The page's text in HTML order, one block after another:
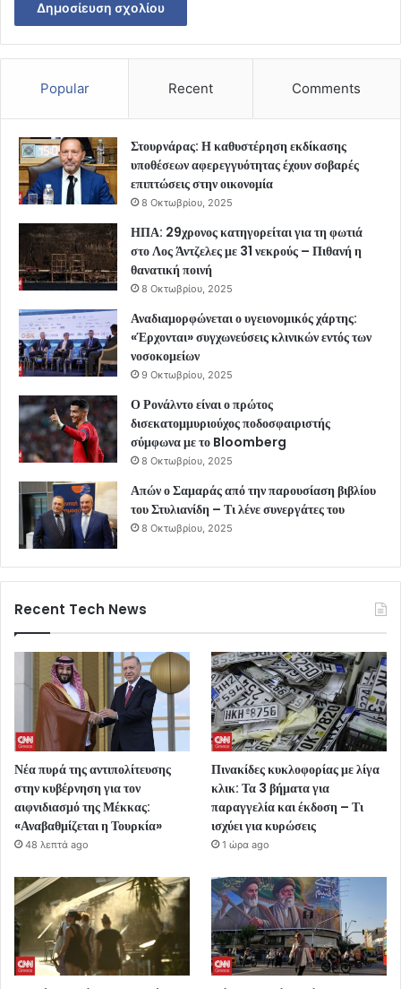
Popular Recent Comments
Στουρνάρας: Η καθυστέρηση εκδίκασης
υποθέσεων αφερεγγυότητας έχουν σοβαρές
επιπτώσεις στην οικονομία
8 Οκτωβρίου, 2025
ΗΠΑ: 29χρονος κατηγορείται για τη φωτιά
στο Λος Άντζελες με 31 νεκρούς – Πιθανή η
θανατική ποινή
8 Οκτωβρίου, 2025
Αναδιαμορφώνεται ο υγειονομικός χάρτης:
«Έρχονται» συγχωνεύσεις κλινικών εντός των
νοσοκομείων
9 Οκτωβρίου, 2025
Ο Ρονάλντο είναι ο πρώτος
δισεκατομμυριούχος ποδοσφαιριστής
σύμφωνα με το Bloomberg
8 Οκτωβρίου, 2025
Απών ο Σαμαράς από την παρουσίαση βιβλίου
του Στυλιανίδη – Τι λένε συνεργάτες του
8 Οκτωβρίου, 2025
Recent Tech News
Νέα πυρά της αντιπολίτευσης
στην κυβέρνηση για τον
αιφνιδιασμό της Μέκκας:
«Αναβαθμίζεται η Τουρκία»
48 λεπτά ago
Πινακίδες κυκλοφορίας με λίγα
κλικ: Τα 3 βήματα για
παραγγελία και έκδοση – Τι
ισχύει για κυρώσεις
1 ώρα ago